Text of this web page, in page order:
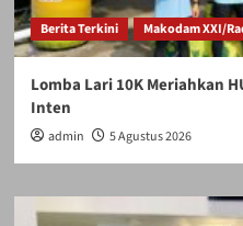
Berita Terkini Makodam XXI/
Lomba Lari 10K Meriahkan
Inten
admin 5 Agustus 2026